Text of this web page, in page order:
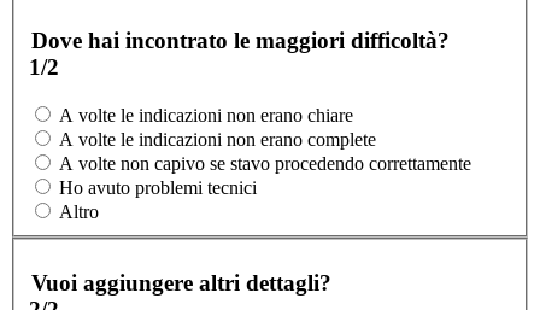
Dove hai incontrato le maggiori difficoltà?
1/2
A volte le indicazioni non erano chiare
A volte le indicazioni non erano complete
A volte non capivo se stavo procedendo correttamente
Ho avuto problemi tecnici
Altro
Vuoi aggiungere altri dettagli?